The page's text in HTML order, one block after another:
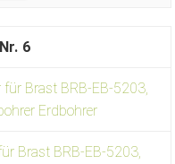
6
Brast BRB-EB-5203,